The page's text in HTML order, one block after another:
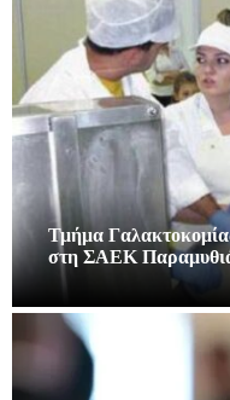
Τμήμα
στη ΣΑΕΚ